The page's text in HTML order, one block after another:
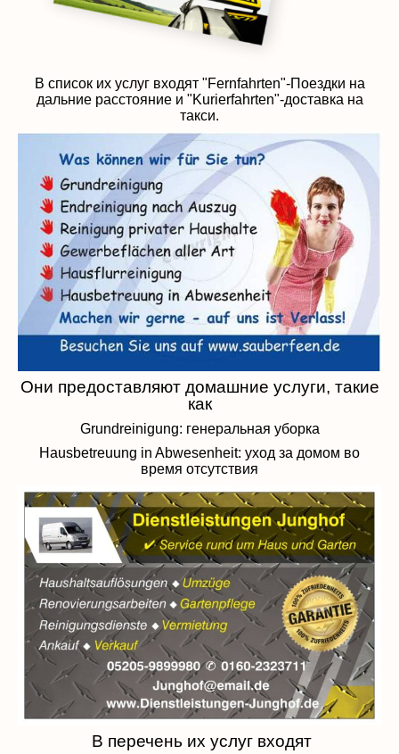
В список их услуг входят "Fernfahrten"-Поездки на
дальние расстояние и "Kurierfahrten"-доставка на
такси.
Они предоставляют домашние услуги, такие
как
Grundreinigung: генеральная уборка
Hausbetreuung in Abwesenheit: уход за домом во
время отсутствия
В перечень их услуг входят